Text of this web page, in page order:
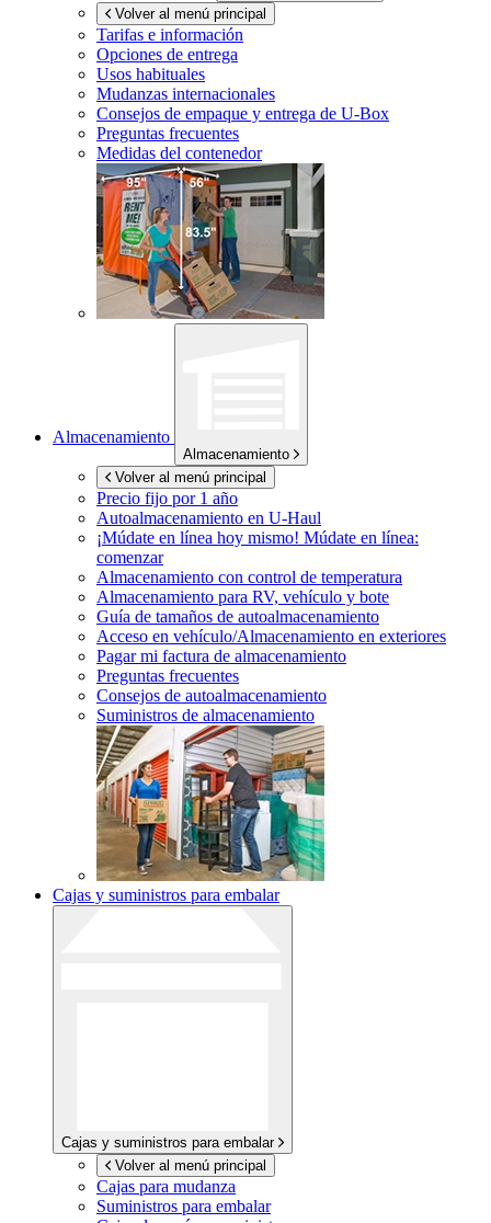
Volver al menú principal
Tarifas e información
Opciones de entrega
Usos habituales
Mudanzas internacionales
Consejos de empaque y entrega de U-Box
Preguntas frecuentes
Medidas del contenedor
Almacenamiento
Almacenamiento
Volver al menú principal
Precio fijo por 1 año
Autoalmacenamiento en U-Haul
¡Múdate en línea hoy mismo! Múdate en línea:
comenzar
Almacenamiento con control de temperatura
Almacenamiento para RV, vehículo y bote
Guía de tamaños de autoalmacenamiento
Acceso en vehículo/Almacenamiento en exteriores
Pagar mi factura de almacenamiento
Preguntas frecuentes
Consejos de autoalmacenamiento
Suministros de almacenamiento
Cajas y suministros para embalar
Cajas y suministros para embalar
Volver al menú principal
Cajas para mudanza
Suministros para embalar